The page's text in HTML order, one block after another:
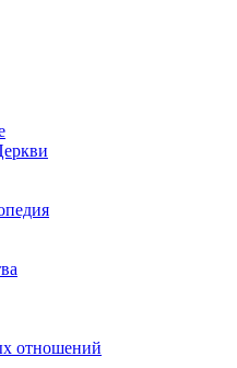
отношений